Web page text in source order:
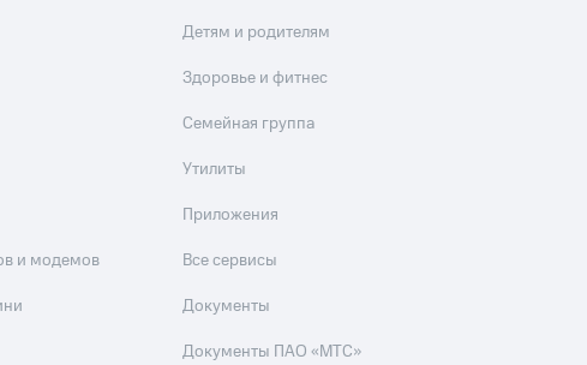
и модемов
Детям и родителям
Здоровье и фитнес
Семейная группа
Утилиты
Приложения
Все сервисы
Документы
Документы ПАО «МТС»